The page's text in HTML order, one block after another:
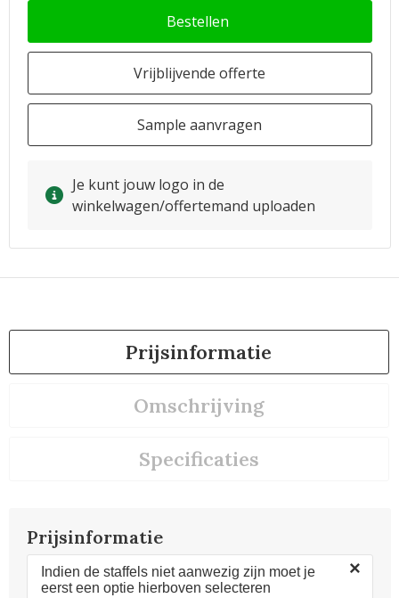
Bestellen
Vrijblijvende offerte
Sample aanvragen
Je kunt jouw logo in de
winkelwagen/offertemand uploaden
Prijsinformatie
Omschrijving
Specificaties
Prijsinformatie
Indien de staffels niet aanwezig zijn moet je
eerst een optie hierboven selecteren
×